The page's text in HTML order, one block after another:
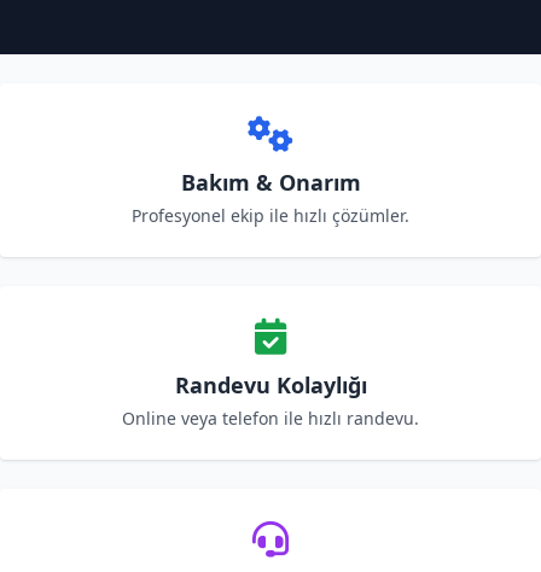
Bakım & Onarım
Profesyonel ekip ile hızlı çözümler.
Randevu Kolaylığı
Online veya telefon ile hızlı randevu.